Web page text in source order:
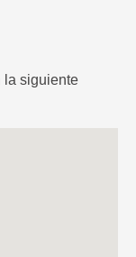
la siguiente